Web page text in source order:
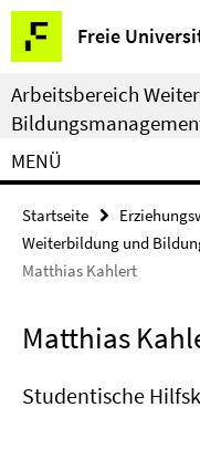
Springe
direkt
zu
Inhalt
Freie
Service-
Navigation
Arbeitsbereich
MENÜ
Startseite
Weiterbildung und
Matthias Kahlert
Matthias
Studentische